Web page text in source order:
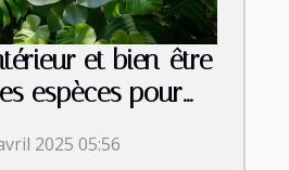
et bien-être
espèces pour
2025 05:56